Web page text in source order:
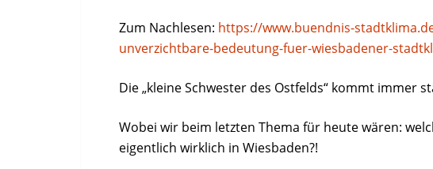
Zum Nachlesen: https://www.buendnis-
unverzichtbare-bedeutung-fuer-wiesbadener-
Die „kleine Schwester des Ostfelds“ kommt immer
Wobei wir beim letzten Thema für heute wären:
eigentlich wirklich in Wiesbaden?!